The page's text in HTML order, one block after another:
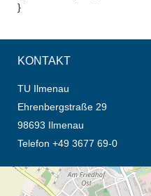
}
KONTAKT
TU Ilmenau
Ehrenbergstraße 29
98693 Ilmenau
Telefon +49 3677 69-0
Öffnet die Anfahrtsbeschreibung